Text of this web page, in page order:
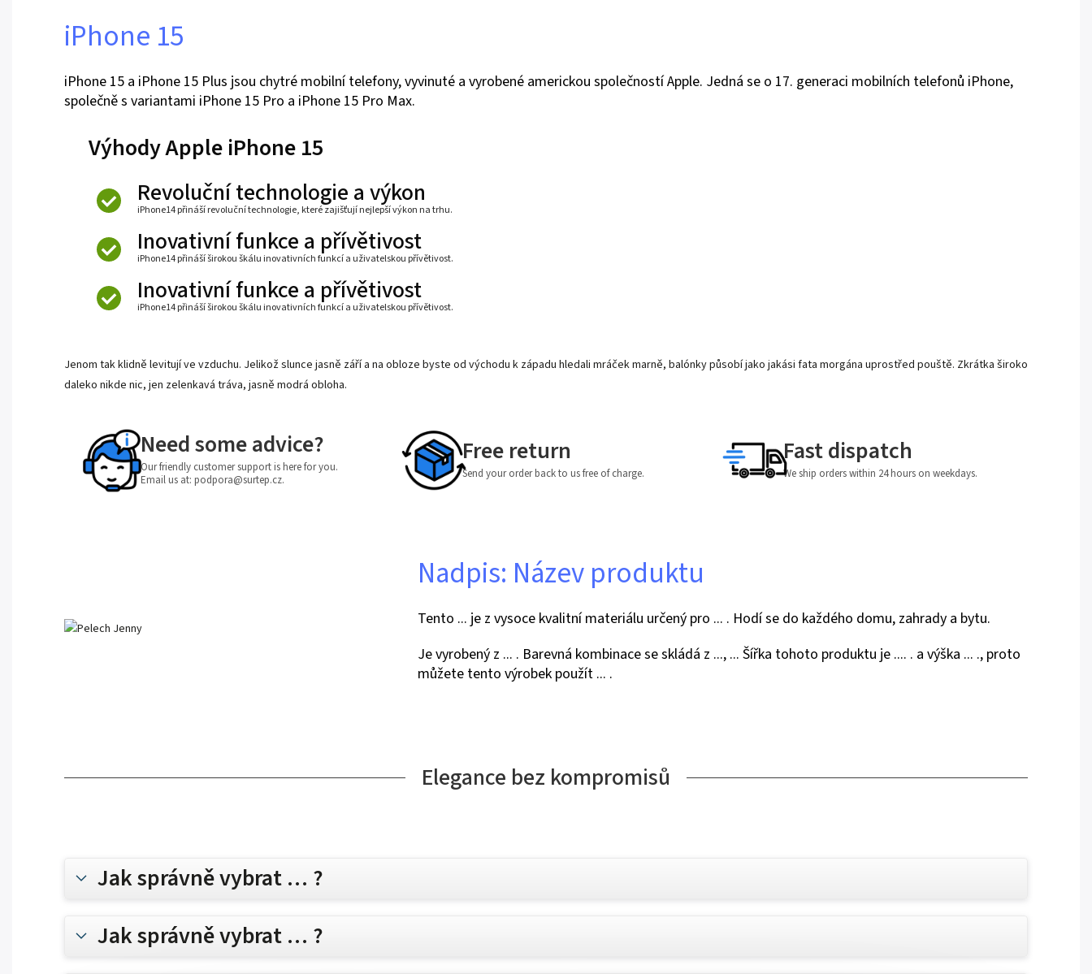
iPhone 15
iPhone 15 a iPhone 15 Plus jsou chytré mobilní telefony, vyvinuté a vyrobené americkou společností Apple. Jedná se o 17. generaci mobilních telefonů iPhone,
společně s variantami iPhone 15 Pro a iPhone 15 Pro Max.
Výhody Apple iPhone 15
Revoluční technologie a výkon
iPhone14 přináší revoluční technologie, které zajišťují nejlepší výkon na trhu.
Inovativní funkce a přívětivost
iPhone14 přináší širokou škálu inovativních funkcí a uživatelskou přívětivost.
Inovativní funkce a přívětivost
iPhone14 přináší širokou škálu inovativních funkcí a uživatelskou přívětivost.
Jenom tak klidně levitují ve vzduchu. Jelikož slunce jasně září a na obloze byste od východu k západu hledali mráček marně, balónky působí jako jakási fata morgána uprostřed pouště. Zkrátka široko
daleko nikde nic, jen zelenkavá tráva, jasně modrá obloha.
Need some advice?
Our friendly customer support is here for you.
Email us at: podpora@surtep.cz.
Free return
Send your order back to us free of charge.
Fast dispatch
We ship orders within 24 hours on weekdays.
Nadpis: Název produktu
Tento ... je z vysoce kvalitní materiálu určený pro ... . Hodí se do každého domu, zahrady a bytu.
Je vyrobený z ... . Barevná kombinace se skládá z ..., ... Šířka tohoto produktu je .... . a výška ... ., proto
můžete tento výrobek použít ... .
Elegance bez kompromisů
Jak správně vybrat … ?
Jak správně vybrat … ?